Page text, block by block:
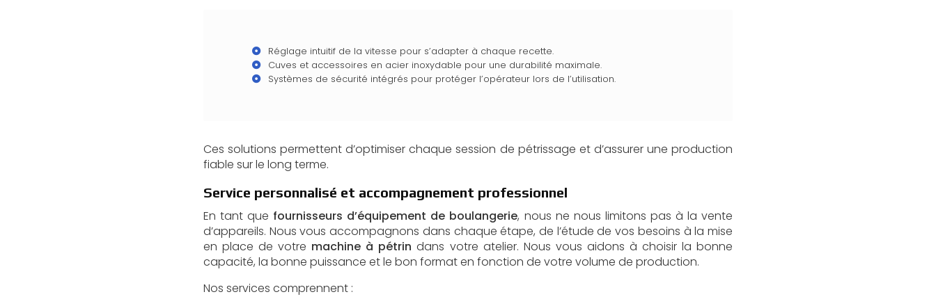
Réglage intuitif de la vitesse pour s’adapter à chaque recette.
Cuves et accessoires en acier inoxydable pour une durabilité maximale.
Systèmes de sécurité intégrés pour protéger l’opérateur lors de l’utilisation.
Ces solutions permettent d’optimiser chaque session de pétrissage et d’assurer une production
fiable sur le long terme.
Service personnalisé et accompagnement professionnel
En tant que fournisseurs d’équipement de boulangerie, nous ne nous limitons pas à la vente
d’appareils. Nous vous accompagnons dans chaque étape, de l’étude de vos besoins à la mise
en place de votre machine à pétrin dans votre atelier. Nous vous aidons à choisir la bonne
capacité, la bonne puissance et le bon format en fonction de votre volume de production.
Nos services comprennent :